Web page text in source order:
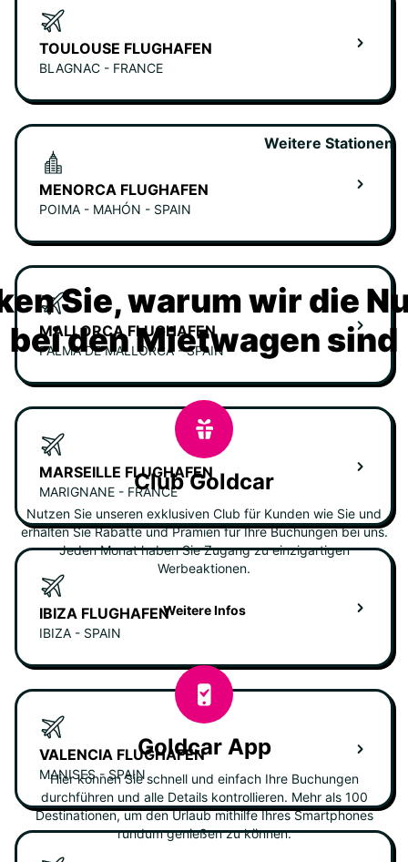
TOULOUSE FLUGHAFEN
BLAGNAC - FRANCE
MENORCA FLUGHAFEN
POIMA - MAHÓN - SPAIN
MALLORCA FLUGHAFEN
PALMA DE MALLORCA - SPAIN
MARSEILLE FLUGHAFEN
MARIGNANE - FRANCE
IBIZA FLUGHAFEN
IBIZA - SPAIN
VALENCIA FLUGHAFEN
MANISES - SPAIN
Weitere Stationen
Sie, warum wir die
bei den Mietwagen sind
Club Goldcar
Nutzen Sie unseren exklusiven Club für Kunden wie Sie und
erhalten Sie Rabatte und Prämien für Ihre Buchungen bei uns.
Jeden Monat haben Sie Zugang zu einzigartigen
Werbeaktionen.
Weitere Infos
Goldcar App
Hier können Sie schnell und einfach Ihre Buchungen
durchführen und alle Details kontrollieren. Mehr als 100
Destinationen, um den Urlaub mithilfe Ihres Smartphones
rundum genießen zu können.